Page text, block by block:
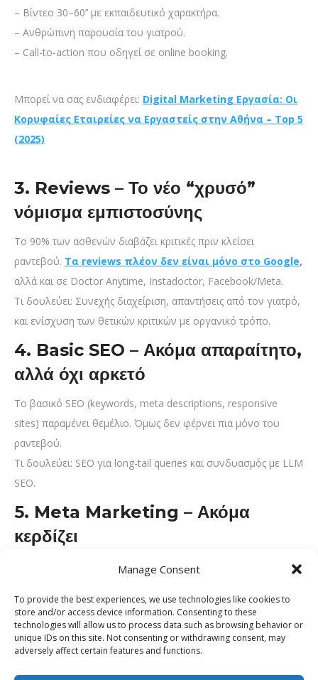
Manage Consent
To provide the best experiences, we use technologies like cookies to
store and/or access device information. Consenting to these
technologies will allow us to process data such as browsing behavior or
unique IDs on this site. Not consenting or withdrawing consent, may
adversely affect certain features and functions.
– Βίντεο 30–60’’ με εκπαιδευτικό χαρακτήρα.
– Ανθρώπινη παρουσία του γιατρού.
– Call-to-action που οδηγεί σε online booking.
Μπορεί να σας ενδιαφέρει: Digital Marketing Εργασία: Οι
Κορυφαίες Εταιρείες να Εργαστείς στην Αθήνα – Top 5
(2025)
3. Reviews – Το νέο “χρυσό”
νόμισμα εμπιστοσύνης
Το 90% των ασθενών διαβάζει κριτικές πριν κλείσει
ραντεβού. Τα reviews πλέον δεν είναι μόνο στο Google,
αλλά και σε Doctor Anytime, Instadoctor, Facebook/Meta.
Τι δουλεύει: Συνεχής διαχείριση, απαντήσεις από τον γιατρό,
και ενίσχυση των θετικών κριτικών με οργανικό τρόπο.
4. Basic SEO – Ακόμα απαραίτητο,
αλλά όχι αρκετό
Το βασικό SEO (keywords, meta descriptions, responsive
sites) παραμένει θεμέλιο. Όμως δεν φέρνει πια μόνο του
ραντεβού.
Τι δουλεύει: SEO για long-tail queries και συνδυασμός με LLM
SEO.
5. Meta Marketing – Ακόμα
κερδίζει
Facebookκαι Instagram παραμένουν
Τι δουλεύει:
– Lookalike audiences.
– Dynamic ads με πακέτα υπηρεσιών.